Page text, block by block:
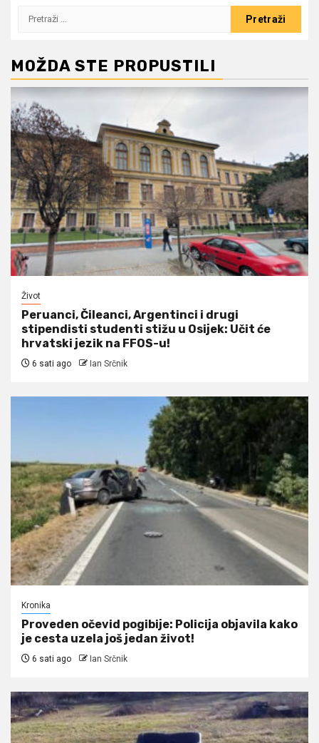
Pretraži:
MOŽDA STE PROPUSTILI
Život
Peruanci, Čileanci, Argentinci i drugi
stipendisti studenti stižu u Osijek: Učit će
hrvatski jezik na FFOS-u!
6 sati ago Ian Srčnik
Kronika
Proveden očevid pogibije: Policija objavila kako
je cesta uzela još jedan život!
6 sati ago Ian Srčnik